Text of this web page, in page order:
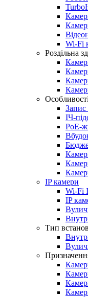
Wi-Fi
Роздільна
Особливості
Запис
ІЧ-
PoE-
IP камери
Wi-Fi
IP
Тип